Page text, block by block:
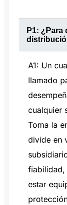
P1: ¿Para
A1: Un
llamado
cualquier
Toma la
divide en
fiabilidad,
estar